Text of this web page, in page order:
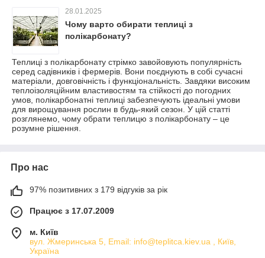
28.01.2025
Чому варто обирати теплиці з
полікарбонату?
Теплиці з полікарбонату стрімко завойовують популярність
серед садівників і фермерів. Вони поєднують в собі сучасні
матеріали, довговічність і функціональність. Завдяки високим
теплоізоляційним властивостям та стійкості до погодних
умов, полікарбонатні теплиці забезпечують ідеальні умови
для вирощування рослин в будь-який сезон. У цій статті
розглянемо, чому обрати теплицю з полікарбонату – це
розумне рішення.
Про нас
97% позитивних з 179 відгуків за рік
Працює з 17.07.2009
м. Київ
вул. Жмеринська 5, Email: info@teplitca.kiev.ua , Київ,
Україна